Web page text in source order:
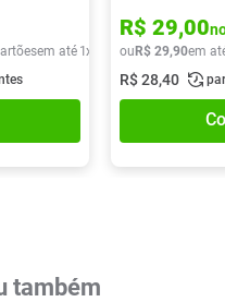
em até 1x de R$ 29,90
R$ 29,00
ou R$ 29,90em
R$28,40
também